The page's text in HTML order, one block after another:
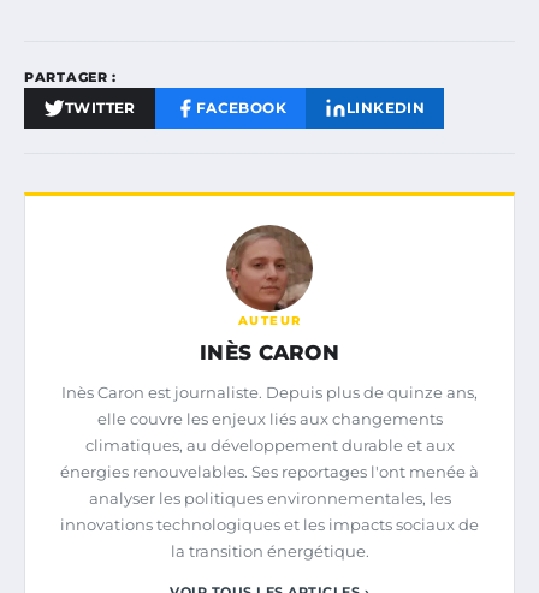
PARTAGER :
TWITTER FACEBOOK LINKEDIN
AUTEUR
INÈS CARON
Inès Caron est journaliste. Depuis plus de quinze ans,
elle couvre les enjeux liés aux changements
climatiques, au développement durable et aux
énergies renouvelables. Ses reportages l'ont menée à
analyser les politiques environnementales, les
innovations technologiques et les impacts sociaux de
la transition énergétique.